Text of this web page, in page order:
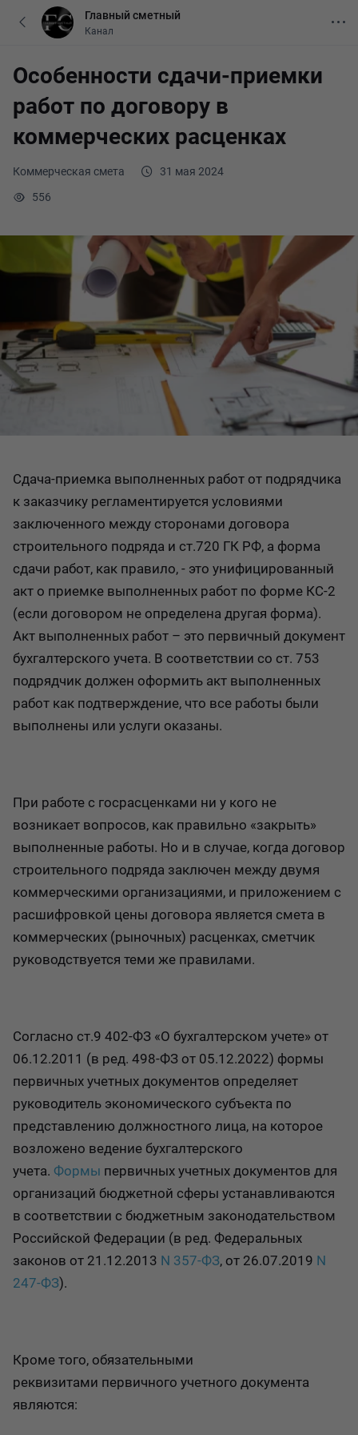
Коммерческая смета
31 мая 2024
556
Особенности сдачи-приемки
работ по договору в
коммерческих расценках
Сдача-приемка выполненных работ от подрядчика
к заказчику регламентируется условиями
заключенного между сторонами договора
строительного подряда и ст.720 ГК РФ, а форма
сдачи работ, как правило, - это унифицированный
акт о приемке выполненных работ по форме КС-2
(если договором не определена другая форма).
Акт выполненных работ – это первичный документ
бухгалтерского учета. В соответствии со ст. 753
подрядчик должен оформить акт выполненных
работ как подтверждение, что все работы были
выполнены или услуги оказаны.
При работе с госрасценками ни у кого не
возникает вопросов, как правильно «закрыть»
выполненные работы. Но и в случае, когда договор
строительного подряда заключен между двумя
коммерческими организациями, и приложением с
расшифровкой цены договора является смета в
коммерческих (рыночных) расценках, сметчик
руководствуется теми же правилами.
Согласно ст.9 402-ФЗ «О бухгалтерском учете» от
06.12.2011 (в ред. 498-ФЗ от 05.12.2022) формы
первичных учетных документов определяет
руководитель экономического субъекта по
представлению должностного лица, на которое
возложено ведение бухгалтерского
учета. Формы первичных учетных документов для
организаций бюджетной сферы устанавливаются
в соответствии с бюджетным законодательством
Российской Федерации (в ред. Федеральных
законов от 21.12.2013 N 357-ФЗ, от 26.07.2019 N
247-ФЗ).
Кроме того, обязательными
реквизитами первичного учетного документа
являются:
Главный сметный
Канал